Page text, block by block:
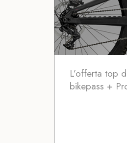
L’offerta top
bikepass +